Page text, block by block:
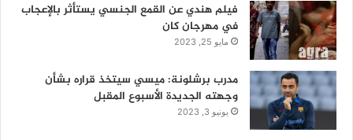
فيلم هندي عن القمع الجنسي يستأثر بالإعجاب
في مهرجان كان
مايو 25, 2023
مدرب برشلونة: ميسي سيتخذ قراره بشأن
وجهته الجديدة الأسبوع المقبل
يونيو 3, 2023